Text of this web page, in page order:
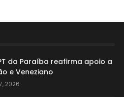
da Paraíba reafirma apoio a
e Veneziano
2026